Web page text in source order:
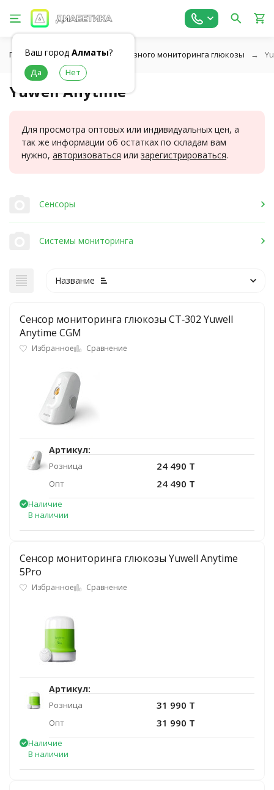
Ваш город Алматы?
Главная Cистемы непрерывного мониторинга глюкозы
Yuwell Anytime
Для просмотра оптовых или индивидуальных цен, а
так же информации об остатках по складам вам
нужно, авторизоваться или зарегистрироваться.
Сенсоры
Системы мониторинга
Название
Сенсор мониторинга глюкозы CT‑302 Yuwell
Anytime CGM
Избранное Сравнение
Артикул:
Розница 24 490 T
Опт 24 490 T
Наличие
В наличии
Сенсор мониторинга глюкозы Yuwell Anytime
5Pro
Избранное Сравнение
Артикул:
Розница 31 990 T
Опт 31 990 T
Наличие
В наличии